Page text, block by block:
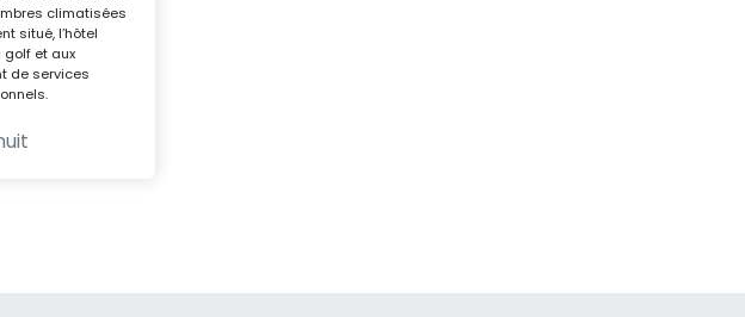
climatisées
situé, l’hôtel
golf et aux
de services